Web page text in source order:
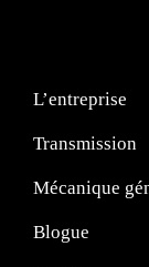
L’entreprise
Transmission
Mécanique
Blogue